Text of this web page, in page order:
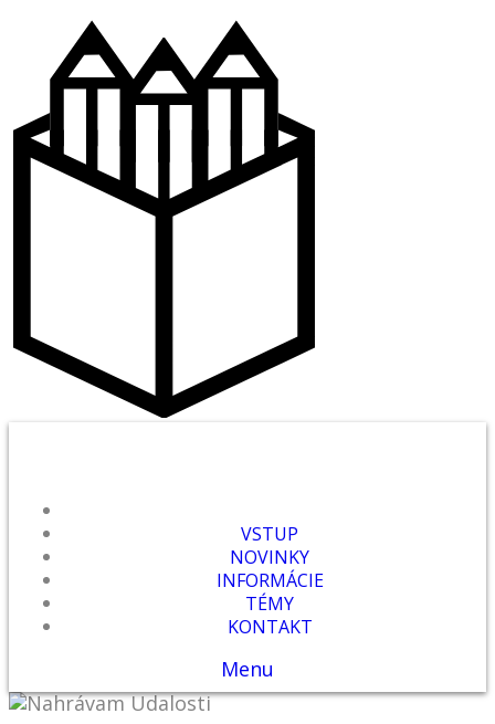
VSTUP
NOVINKY
INFORMÁCIE
TÉMY
KONTAKT
Menu